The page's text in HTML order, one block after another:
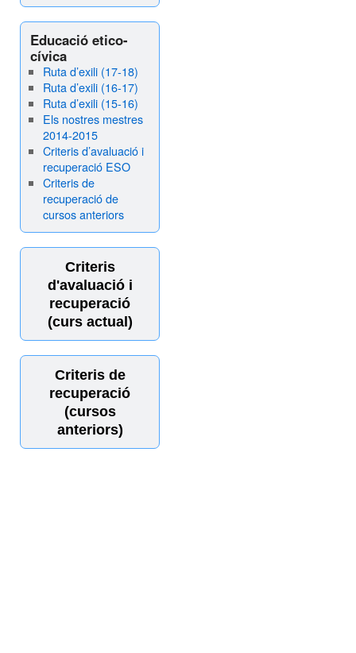
Educació etico-
cívica
Ruta d’exili (17-18)
Ruta d’exili (16-17)
Ruta d’exili (15-16)
Els nostres mestres
2014-2015
Criteris d’avaluació i
recuperació ESO
Criteris de
recuperació de
cursos anteriors
Criteris
d'avaluació i
recuperació
(curs actual)
Criteris de
recuperació
(cursos
anteriors)